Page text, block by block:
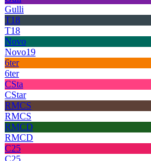
Gulli
T18
T18
Novo
Novo19
6ter
6ter
CSta
CStar
RMCS
RMCS
RMCD
RMCD
C25
C25